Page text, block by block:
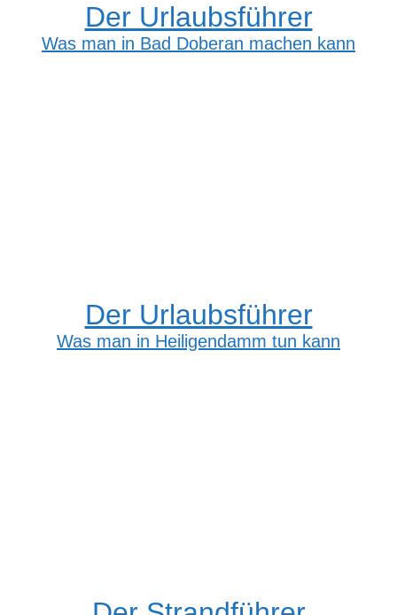
Der Urlaubsführer
Was man in Bad Doberan machen kann
Der Urlaubsführer
Was man in Heiligendamm tun kann